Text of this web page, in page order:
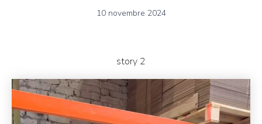
10 novembre 2024
story 2